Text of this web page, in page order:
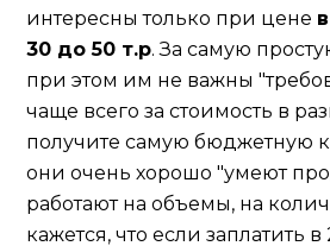
интересны только при цене
30 до 50 т.р. За самую
при этом им не важны
чаще всего за стоимость в
получите самую бюджетную
они очень хорошо "умеют
работают на объемы, на
кажется, что если заплатить